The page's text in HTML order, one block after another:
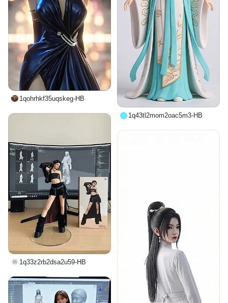
1q43tl2mom2oac5m3-HB
1qohrhkf35uqskeg-HB
1q33z2rb2dsa2u59-HB